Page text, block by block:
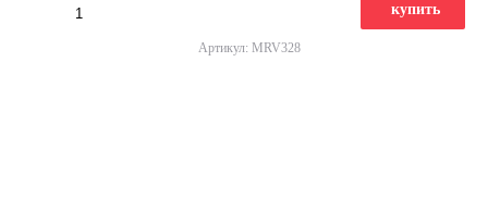
купить
Артикул: MRV328